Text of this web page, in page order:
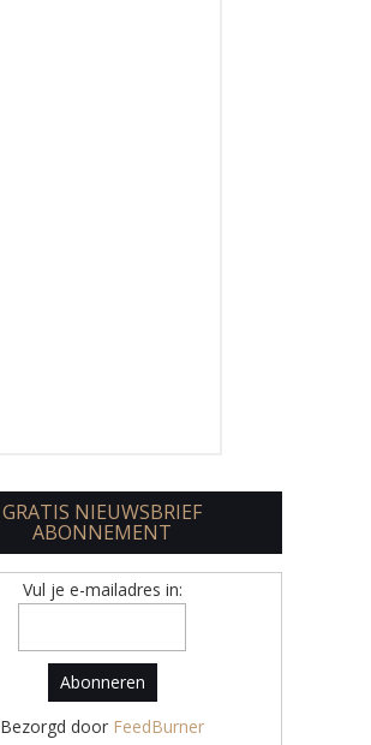
GRATIS NIEUWSBRIEF
ABONNEMENT
Vul je e-mailadres in:
Bezorgd door FeedBurner